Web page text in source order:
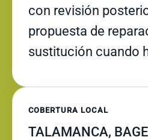
con revisión
propuesta de
sustitución cuando
COBERTURA LOCAL
TALAMANCA,